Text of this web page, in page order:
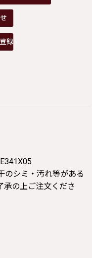
録
のシミ・汚れ等がある
承の上ご注文くださ